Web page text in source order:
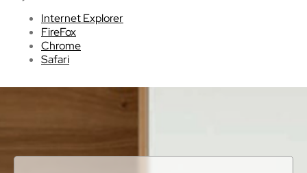
Internet Explorer
FireFox
Chrome
Safari